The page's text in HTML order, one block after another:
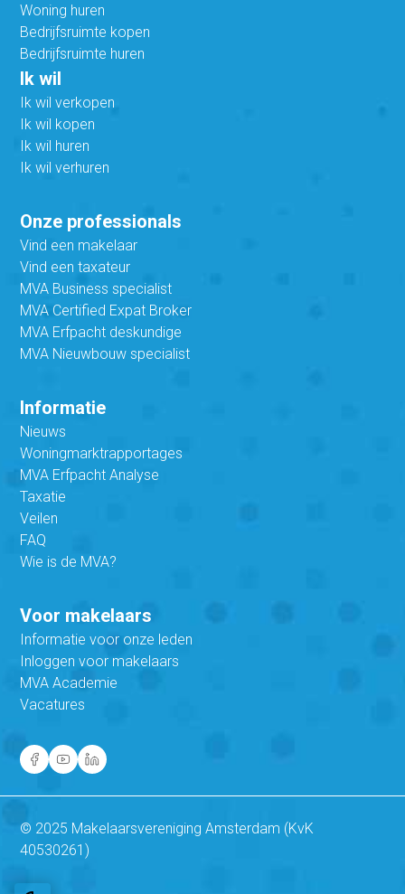
Woning huren
Bedrijfsruimte kopen
Bedrijfsruimte huren
Ik wil
Ik wil verkopen
Ik wil kopen
Ik wil huren
Ik wil verhuren
Onze professionals
Vind een makelaar
Vind een taxateur
MVA Business specialist
MVA Certified Expat Broker
MVA Erfpacht deskundige
MVA Nieuwbouw specialist
Informatie
Nieuws
Woningmarktrapportages
MVA Erfpacht Analyse
Taxatie
Veilen
FAQ
Wie is de MVA?
Voor makelaars
Informatie voor onze leden
Inloggen voor makelaars
MVA Academie
Vacatures
© 2025 Makelaarsvereniging Amsterdam (KvK
40530261)